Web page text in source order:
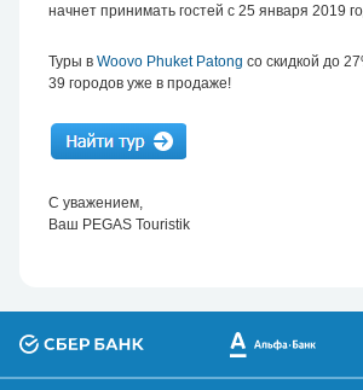
начнет принимать гостей с 25 января 2019
Туры в Woovo Phuket Patong со скидкой до
39 городов уже в продаже!
С уважением,
Ваш PEGAS Touristik